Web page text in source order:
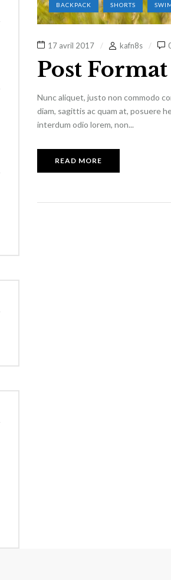
BACKPACK SHORTS
17 avril 2017 kafn8s
Post
Nunc aliquet, justo non commodo
diam, sagittis ac quam at, posuere
interdum odio lorem, non...
READ MORE